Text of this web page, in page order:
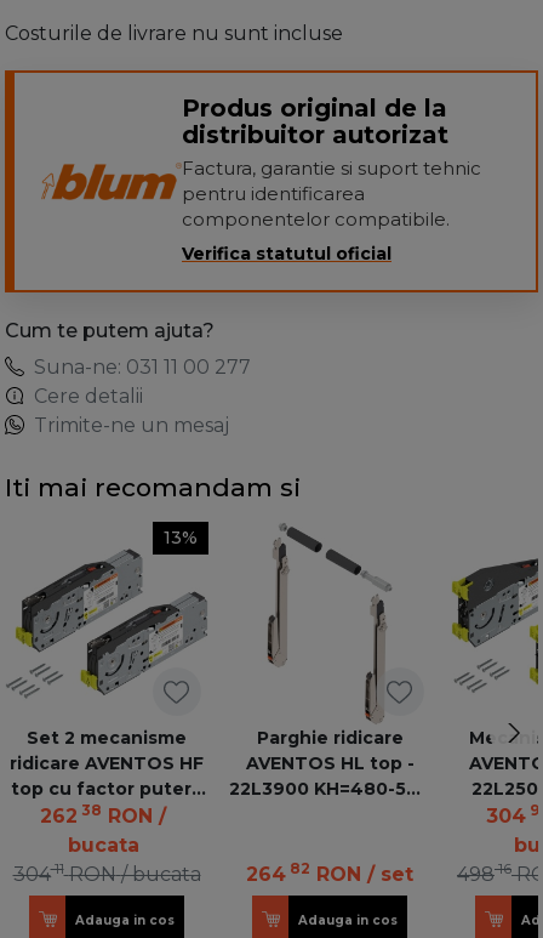
Costurile de livrare nu sunt incluse
Produs original de la
distribuitor autorizat
Factura, garantie si suport tehnic
pentru identificarea
componentelor compatibile.
Verifica statutul oficial
Cum te putem ajuta?
Suna-ne: 031 11 00 277
Cere detalii
Trimite-ne un mesaj
Iti mai recomandam si
13%
Set 2 mecanisme
ridicare AVENTOS HF
top cu factor putere
2700-13500
262 38 RON /
bucata
30411 RON / bucata
Adauga in cos
Parghie ridicare
AVENTOS HL top -
22L3900 KH=480-580
264 82 RON / set
Adauga in cos
304
49816